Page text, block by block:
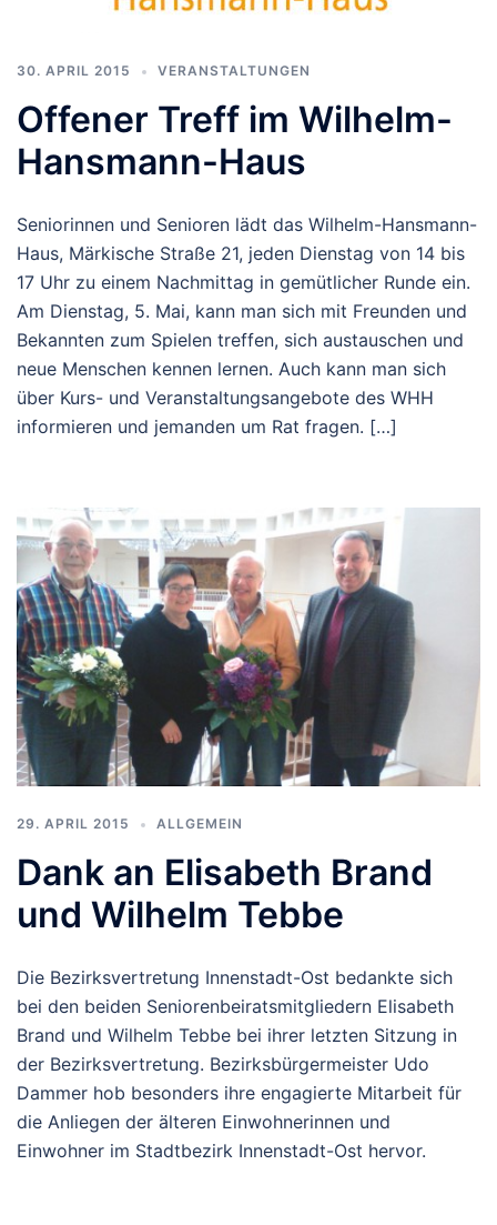
30. APRIL 2015 VERANSTALTUNGEN
Offener Treff im Wilhelm-
Hansmann-Haus
Seniorinnen und Senioren lädt das Wilhelm-Hansmann-
Haus, Märkische Straße 21, jeden Dienstag von 14 bis
17 Uhr zu einem Nachmittag in gemütlicher Runde ein.
Am Dienstag, 5. Mai, kann man sich mit Freunden und
Bekannten zum Spielen treffen, sich austauschen und
neue Menschen kennen lernen. Auch kann man sich
über Kurs- und Veranstaltungsangebote des WHH
informieren und jemanden um Rat fragen. […]
29. APRIL 2015 ALLGEMEIN
Dank an Elisabeth Brand
und Wilhelm Tebbe
Die Bezirksvertretung Innenstadt-Ost bedankte sich
bei den beiden Seniorenbeiratsmitgliedern Elisabeth
Brand und Wilhelm Tebbe bei ihrer letzten Sitzung in
der Bezirksvertretung. Bezirksbürgermeister Udo
Dammer hob besonders ihre engagierte Mitarbeit für
die Anliegen der älteren Einwohnerinnen und
Einwohner im Stadtbezirk Innenstadt-Ost hervor.